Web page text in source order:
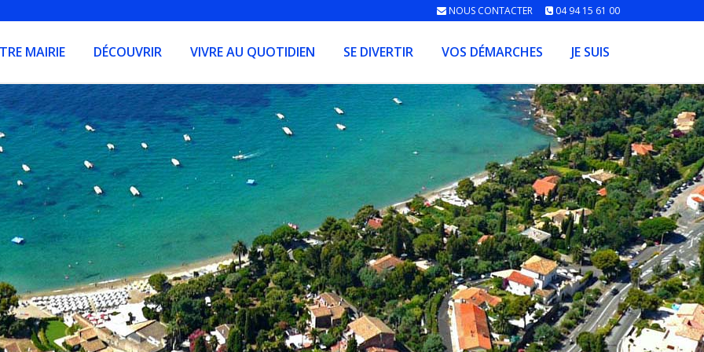
NOUS CONTACTER 04 94 15 61 00
MAIRIE DÉCOUVRIR VIVRE AU QUOTIDIEN SE DIVERTIR VOS DÉMARCHES JE SUIS